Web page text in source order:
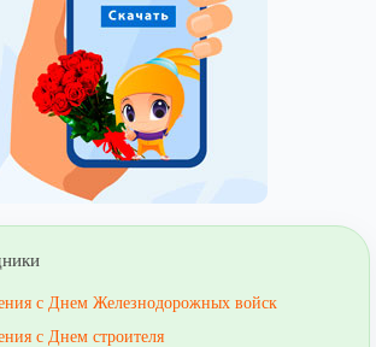
с Днем Железнодорожных войск
с Днем строителя